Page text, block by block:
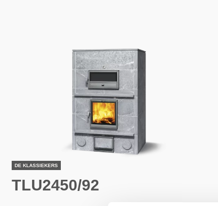
DE KLASSIEKERS
TLU2450/92